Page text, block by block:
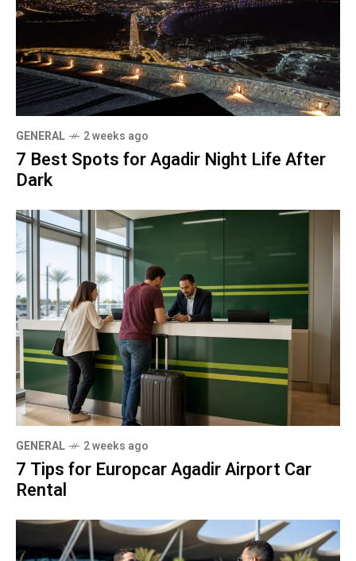
GENERAL 2 weeks ago
7 Best Spots for Agadir Night Life After
Dark
GENERAL 2 weeks ago
7 Tips for Europcar Agadir Airport Car
Rental